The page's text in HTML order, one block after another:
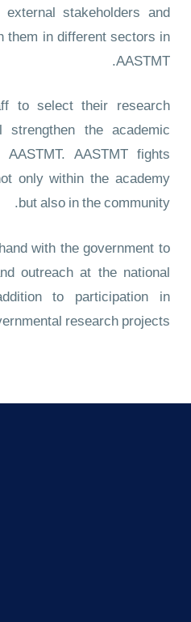
stakeholders and
them in different sectors in
AASTMT.
to select their research
the academic
AASTMT fights
only within the academy
but also in the community.
with the government to
outreach at the national
to participation in
research projects.